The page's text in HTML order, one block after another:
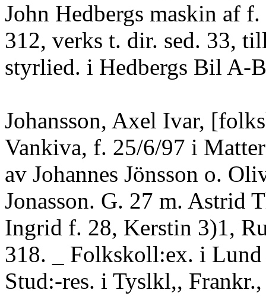
John Hedbergs maskin af
312, verks t. dir. sed. 33,
styrlied. i Hedbergs Bil A-
Johansson, Axel Ivar,
Vankiva, f. 25/6/97 i
av Johannes Jönsson o.
Jonasson. G. 27 m. Astrid
Ingrid f. 28, Kerstin 3)1,
318. _ Folkskoll:ex. i
Stud:-res. i Tyslkl,,